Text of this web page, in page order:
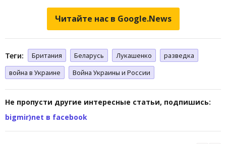
Читайте нас в Google.News
Теги: Британия Беларусь Лукашенко
разведка
война в Украине
Война Украины и России
Не пропусти другие интересные статьи, подпишись:
bigmir)net в facebook